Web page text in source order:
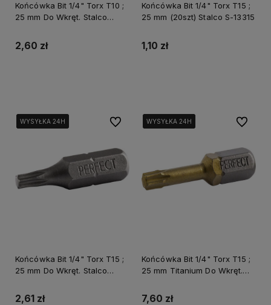
Końcówka Bit 1/4" Torx T10 ;
25 mm Do Wkręt. Stalco
2,60 zł
Końcówka Bit 1/4" Torx T15 ;
25 mm (20szt) Stalco S-13315
1,10 zł
WYSYŁKA 24H
WYSYŁKA 24H
WYSYŁKA 24H
Końcówka Bit 1/4" Torx T15 ;
25 mm Do Wkręt. Stalco
2,61 zł
Do ulubionychWYSYŁKA 24H
WYSYŁKA 24H
WYSYŁKA 24H
Końcówka Bit 1/4" Torx T15 ;
25 mm Titanium Do Wkręt.
7,60 zł
Do